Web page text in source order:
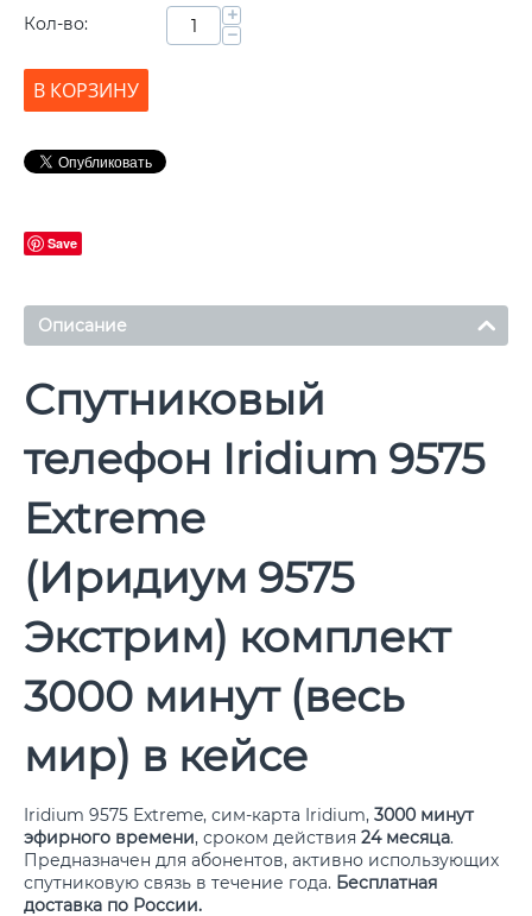
Кол-во:
+
−
В КОРЗИНУ
Save
Описание
Спутниковый
телефон Iridium 9575
Extreme
(Иридиум 9575
Экстрим) комплект
3000 минут (весь
мир) в кейсе
Iridium 9575 Extreme, сим-карта Iridium, 3000 минут
эфирного времени, сроком действия 24 месяца.
Предназначен для абонентов, активно использующих
спутниковую связь в течение года. Бесплатная
доставка по России.